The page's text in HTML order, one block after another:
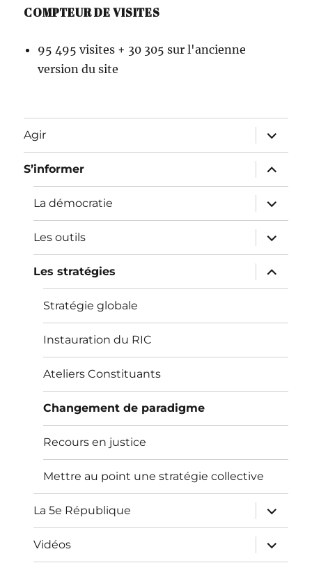
COMPTEUR DE VISITES
95 495 visites + 30 305 sur l'ancienne
version du site
Agir
ouvrir
le
sous-
menu
S’informer
ouvrir
le
sous-
menu
La démocratie
ouvrir
le
sous-
menu
Les outils
ouvrir
le
sous-
menu
Les stratégies
ouvrir
le
sous-
Stratégie globale
Instauration du RIC
Ateliers Constituants
Changement de paradigme
Recours en justice
Mettre au point une stratégie collective
La 5e République
ouvrir
le
sous-
menu
Vidéos
ouvrir
le